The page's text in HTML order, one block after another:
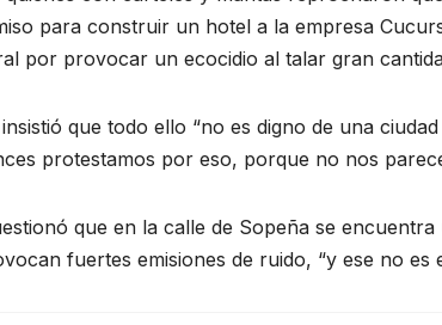
para construir un hotel a la empresa
por provocar un ecocidio al talar gran
que todo ello “no es digno de una
protestamos por eso, porque no nos
que en la calle de Sopeña se
fuertes emisiones de ruido, “y ese no es